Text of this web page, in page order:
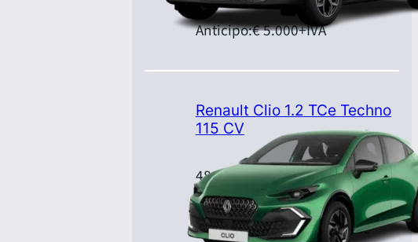
Anticipo:€ 5.000+IVA
Renault Clio 1.2 TCe Techno
115 CV
48 mesi per 120.000 km
Canone:€ 299,00+IVA/mese